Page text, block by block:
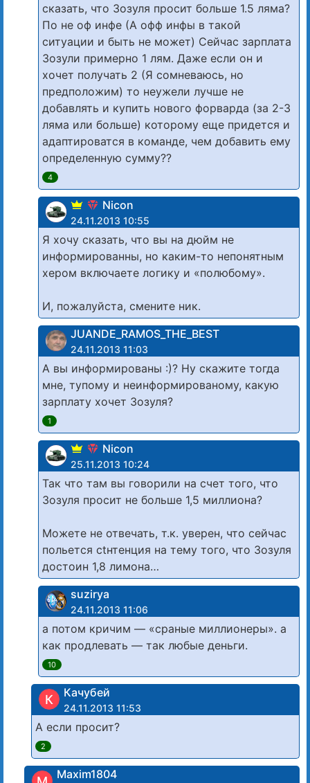
сказать, что Зозуля просит больше 1.5 ляма?
По не оф инфе (А офф инфы в такой
ситуации и быть не может) Сейчас зарплата
Зозули примерно 1 лям. Даже если он и
хочет получать 2 (Я сомневаюсь, но
предположим) то неужели лучше не
добавлять и купить нового форварда (за 2-3
ляма или больше) которому еще придется и
адаптироватся в команде, чем добавить ему
определенную сумму??
4
Nicon
24.11.2013 10:55
Я хочу сказать, что вы на дюйм не
информированны, но каким-то непонятным
хером включаете логику и «полюбому».
И, пожалуйста, смените ник.
JUANDE_RAMOS_THE_BEST
24.11.2013 11:03
А вы информированы :)? Ну скажите тогда
мне, тупому и неинформированому, какую
зарплату хочет Зозуля?
1
Nicon
25.11.2013 10:24
Так что там вы говорили на счет того, что
Зозуля просит не больше 1,5 миллиона?
Можете не отвечать, т.к. уверен, что сейчас
польется сtнтенция на тему того, что Зозуля
достоин 1,8 лимона…
suzirya
24.11.2013 11:06
а потом кричим — «сраные миллионеры». а
как продлевать — так любые деньги.
10
К Качубей
24.11.2013 11:53
А если просит?
2
Maxim1804